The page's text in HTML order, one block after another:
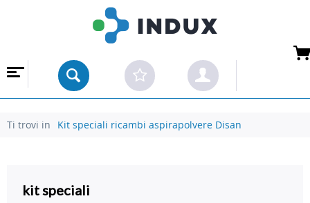
Ti trovi in Kit speciali ricambi aspirapolvere Disan
kit speciali